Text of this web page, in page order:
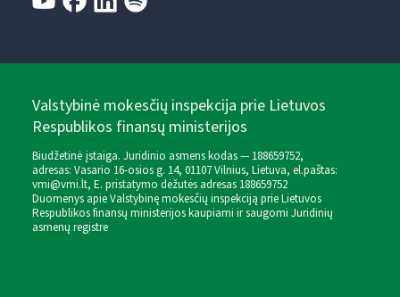
Valstybinė mokesčių inspekcija prie Lietuvos
Respublikos finansų ministerijos
Biudžetinė įstaiga. Juridinio asmens kodas — 188659752,
adresas: Vasario 16-osios g. 14, 01107 Vilnius, Lietuva, el.paštas:
vmi@vmi.lt, E. pristatymo dėžutės adresas 188659752
Duomenys apie Valstybinę mokesčių inspekciją prie Lietuvos
Respublikos finansų ministerijos kaupiami ir saugomi Juridinių
asmenų registre